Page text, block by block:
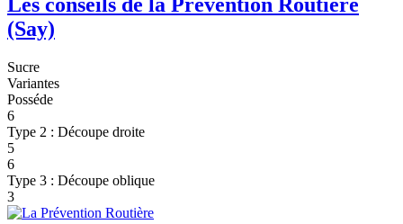
Les conseils de la Prévention Routière
(Say)
Sucre
Variantes
Posséde
6
Type 2 : Découpe droite
5
6
Type 3 : Découpe oblique
3